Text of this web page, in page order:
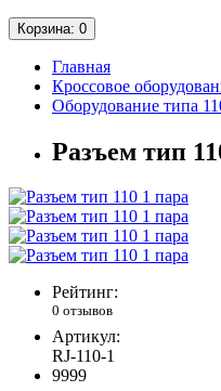
Корзина: 0
Главная
Кроссовое
Оборудование типа
Разъем тип
Рейтинг:
0 отзывов
Артикул:
RJ-110-1
9999